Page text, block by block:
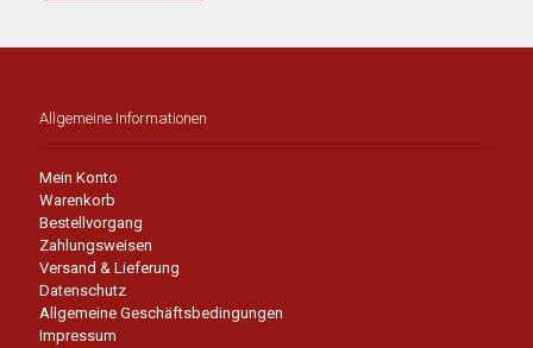
Allgemeine Informationen
Mein Konto
Warenkorb
Bestellvorgang
Zahlungsweisen
Versand & Lieferung
Datenschutz
Allgemeine Geschäftsbedingungen
Impressum